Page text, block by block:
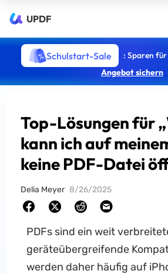
UPDF
Schulstart-Sale
: Sparen für
Angebot sichern
Top-Lösungen für
kann ich auf
keine PDF-Datei
Delia Meyer 8/26/2025
PDFs sind ein weit
geräteübergreifende
werden daher häufig auf